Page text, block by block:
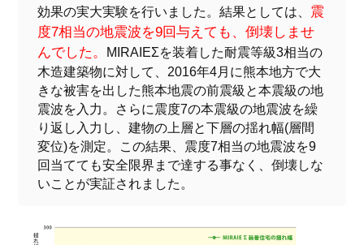
効果の実大実験を行いました。結果としては、 震
度7相当の地震波を9回与えても、倒壊しませ
んでした。
MIRAIEΣを装着した耐震等級3相当の
木造建築物に対して、2016年4月に熊本地方で大
きな被害を出した熊本地震の前震級と本震級の地
震波を入力。さらに震度7の本震級の地震波を繰
り返し入力し、建物の上層と下層の揺れ幅(層間
変位)を測定。この結果、震度7相当の地震波を9
回当てても安全限界まで達する事なく、倒壊しな
いことが実証されました。